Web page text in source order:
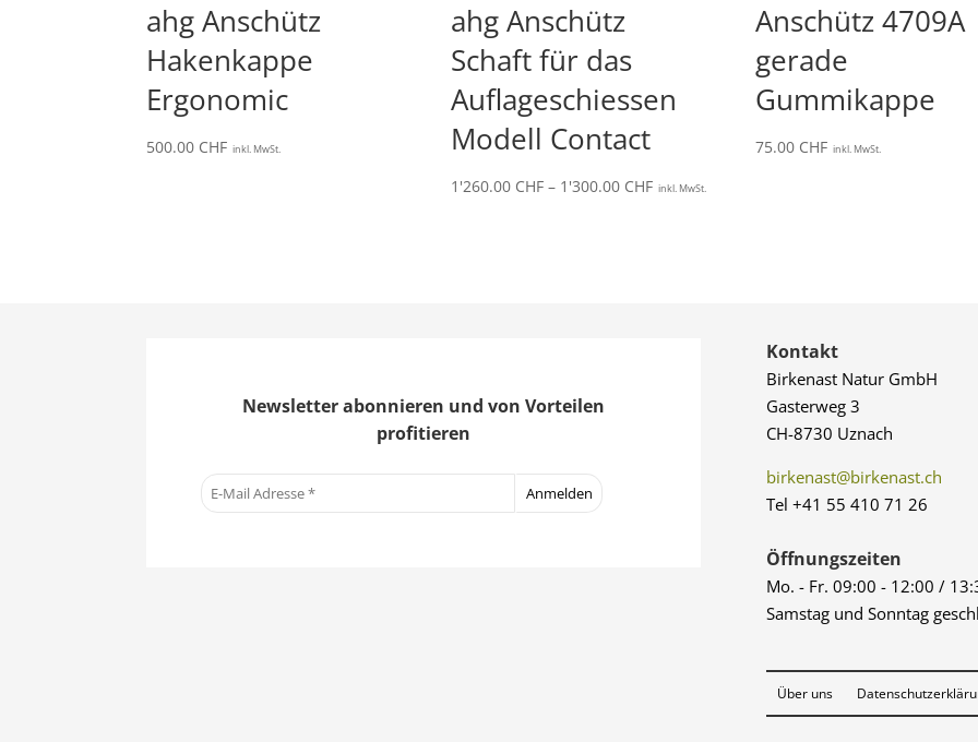
ahg Anschütz
Hakenkappe
Ergonomic
500.00 CHF inkl. MwSt.
ahg Anschütz
Schaft für das
Auflageschiessen
Modell Contact
1'260.00 CHF – 1'300.00 CHFPreisspanne:
inkl. MwSt.
Anschütz 4709A
gerade
Gummikappe
75.00 CHF inkl. MwSt.
Newsletter abonnieren und von Vorteilen
profitieren
Kontakt
Birkenast Natur GmbH
Gasterweg 3
CH-8730 Uznach
birkenast@birkenast.ch
Tel +41 55 410 71 26
Öffnungszeiten
Mo. - Fr. 09:00 - 12:00 /
Samstag und Sonntag
Über uns